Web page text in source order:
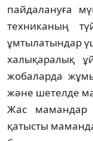
пайдалануға
техниканың
ұмтылатындар
халықаралық
жобаларда
және шет­елде
Жас мамандар
қатысты